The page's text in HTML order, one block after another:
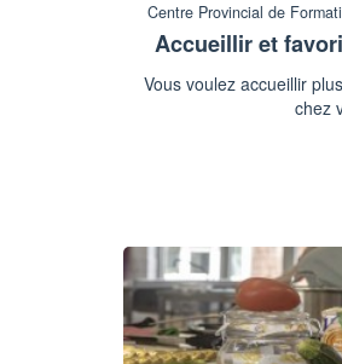
Centre Provincial de
Accueillir et
Vous voulez accueillir
chez